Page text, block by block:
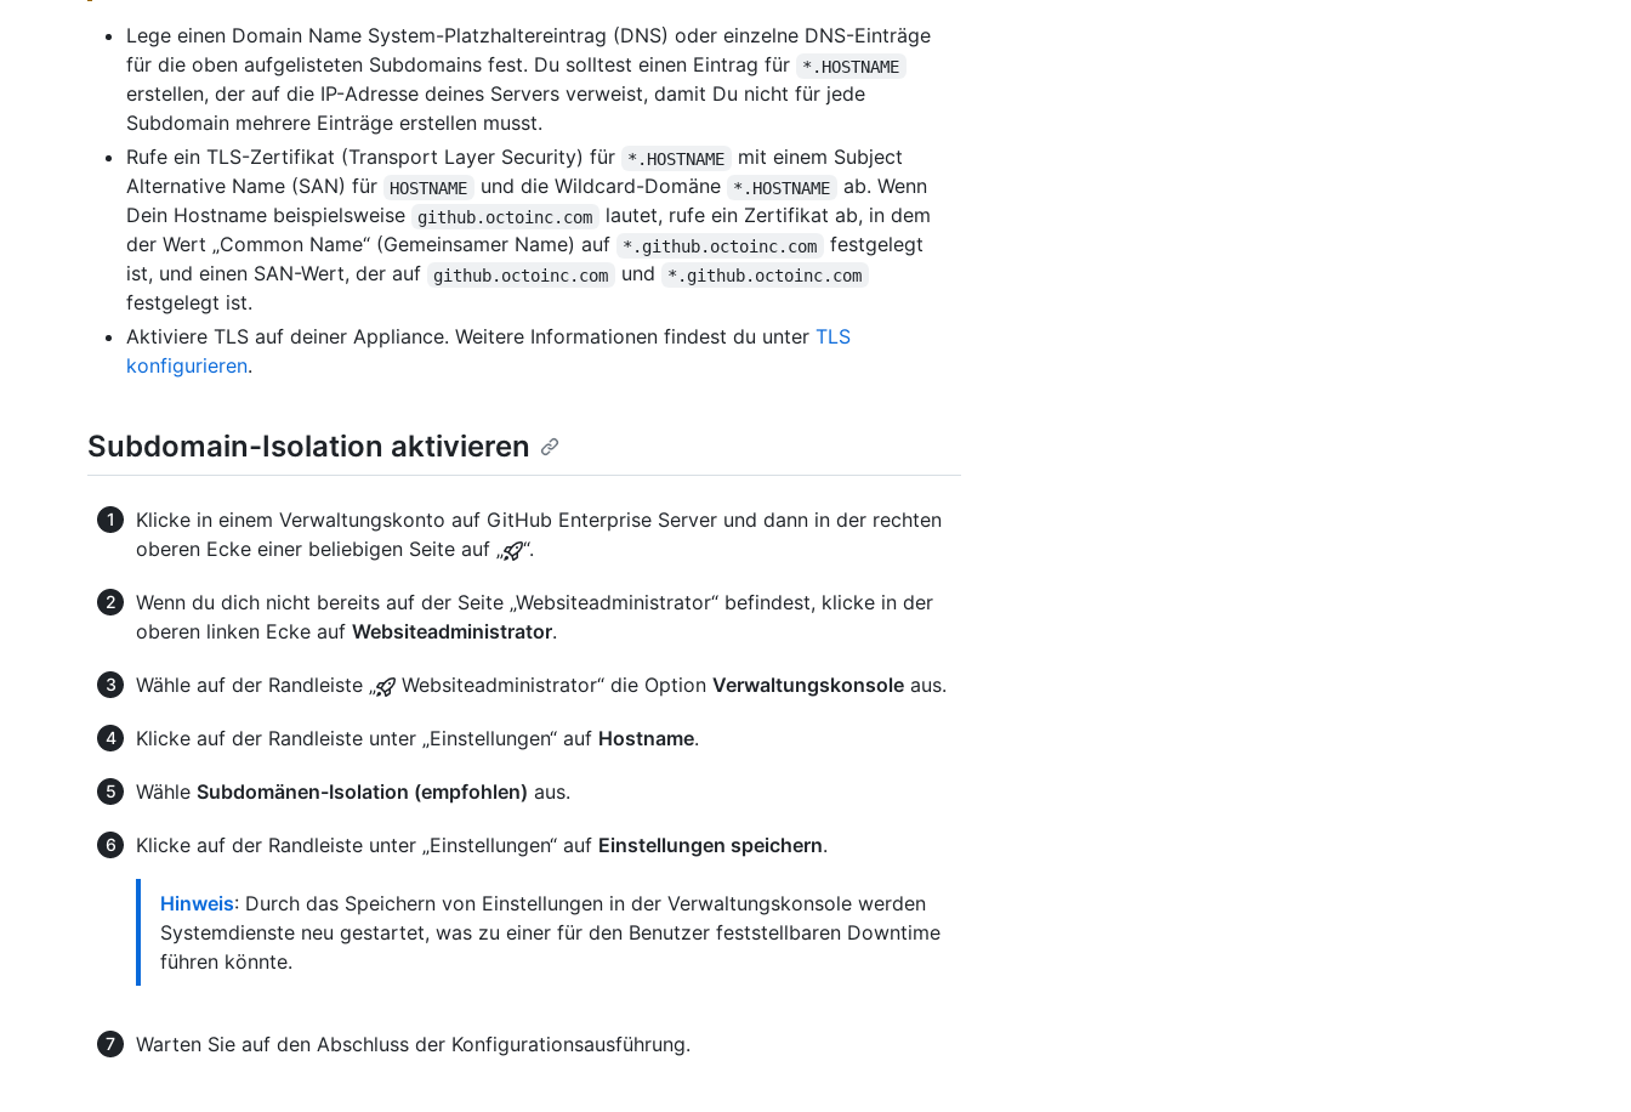
Lege einen Domain Name System-Platzhaltereintrag (DNS) oder einzelne DNS-Einträge
für die oben aufgelisteten Subdomains fest. Du solltest einen Eintrag für
*.HOSTNAME
erstellen, der auf die IP-Adresse deines Servers verweist, damit Du nicht für jede
Subdomain mehrere Einträge erstellen musst.
Rufe ein TLS-Zertifikat (Transport Layer Security) für
*.HOSTNAME
mit einem Subject
Alternative Name (SAN) für
HOSTNAME und die Wildcard-Domäne *.HOSTNAME
ab. Wenn
Dein Hostname beispielsweise
github.octoinc.com
lautet, rufe ein Zertifikat ab, in dem
der Wert „Common Name“ (Gemeinsamer Name) auf
*.github.octoinc.com
festgelegt
ist, und einen SAN-Wert, der auf
github.octoinc.com und *.github.octoinc.com
festgelegt ist.
Aktiviere TLS auf deiner Appliance. Weitere Informationen findest du unter TLS
konfigurieren.
Subdomain-Isolation aktivieren
Klicke in einem Verwaltungskonto auf GitHub Enterprise Server und dann in der rechten
oberen Ecke einer beliebigen Seite auf „
“.
Wenn du dich nicht bereits auf der Seite „Websiteadministrator“ befindest, klicke in der
oberen linken Ecke auf Websiteadministrator.
Wähle auf der Randleiste „ Websiteadministrator“ die Option Verwaltungskonsole aus.
Klicke auf der Randleiste unter „Einstellungen“ auf Hostname.
Wähle Subdomänen-Isolation (empfohlen) aus.
Klicke auf der Randleiste unter „Einstellungen“ auf Einstellungen speichern.
Hinweis: Durch das Speichern von Einstellungen in der Verwaltungskonsole werden
Systemdienste neu gestartet, was zu einer für den Benutzer feststellbaren Downtime
führen könnte.
Warten Sie auf den Abschluss der Konfigurationsausführung.